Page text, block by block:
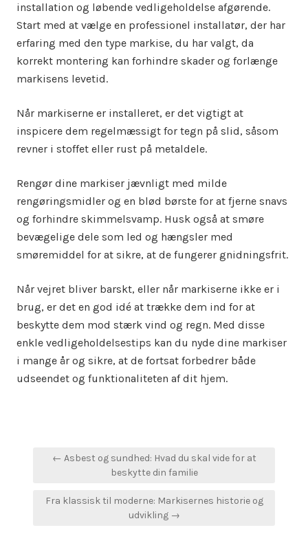
installation og løbende vedligeholdelse afgørende.
Start med at vælge en professionel installatør, der har
erfaring med den type markise, du har valgt, da
korrekt montering kan forhindre skader og forlænge
markisens levetid.
Når markiserne er installeret, er det vigtigt at
inspicere dem regelmæssigt for tegn på slid, såsom
revner i stoffet eller rust på metaldele.
Rengør dine markiser jævnligt med milde
rengøringsmidler og en blød børste for at fjerne snavs
og forhindre skimmelsvamp. Husk også at smøre
bevægelige dele som led og hængsler med
smøremiddel for at sikre, at de fungerer gnidningsfrit.
Når vejret bliver barskt, eller når markiserne ikke er i
brug, er det en god idé at trække dem ind for at
beskytte dem mod stærk vind og regn. Med disse
enkle vedligeholdelsestips kan du nyde dine markiser
i mange år og sikre, at de fortsat forbedrer både
udseendet og funktionaliteten af dit hjem.
Indlægsnavigation
← Asbest og sundhed: Hvad du skal vide for at
beskytte din familie
Fra klassisk til moderne: Markisernes historie og
udvikling →